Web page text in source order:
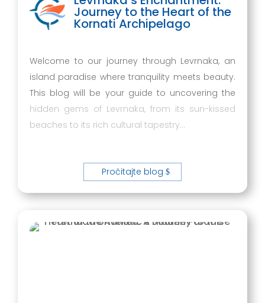
Journey to the Heart of the
Kornati Archipelago
Welcome to our journey through Levrnaka, an
island paradise where tranquility meets beauty.
This blog will be your guide to uncovering the
hidden gems of Levrnaka, from its sun-kissed
beaches to its rich cultural tapestry…
Pročitajte blog